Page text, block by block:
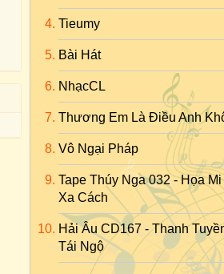
Tieumy
Bài Hát
NhạcCL
Thương Em Là Điều Anh
Vô Ngại Pháp
Tape Thúy Nga 032 - Họa
Xa Cách
Hải Âu CD167 - Thanh
Tái Ngộ